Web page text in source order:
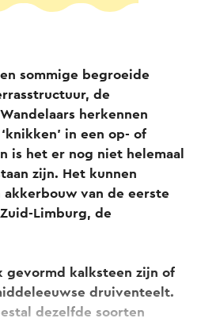
sommige begroeide
de
herkennen
in een op- of
is het er nog niet helemaal
zijn. Het kunnen
van de eerste
Limburg, de
gevormd kalksteen zijn of
druiventeelt.
dezelfde soorten